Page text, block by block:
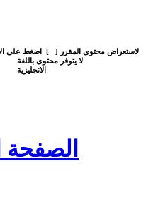
لاستعراض محتوى المقرر [
]
اضغط على
لا يتوفر محتوى باللغة
الانجليزية
الصفحة